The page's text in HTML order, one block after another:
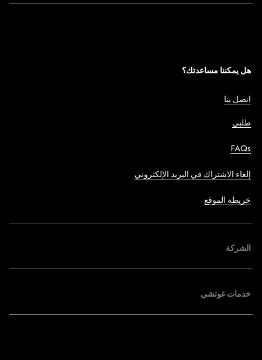
هل يمكننا مساعدتك؟
اتصل بنا
طلبي
FAQs
إلغاء الاشتراك في البريد الإلكتروني
خريطة الموقع
الشركة
خدمات غوتشي